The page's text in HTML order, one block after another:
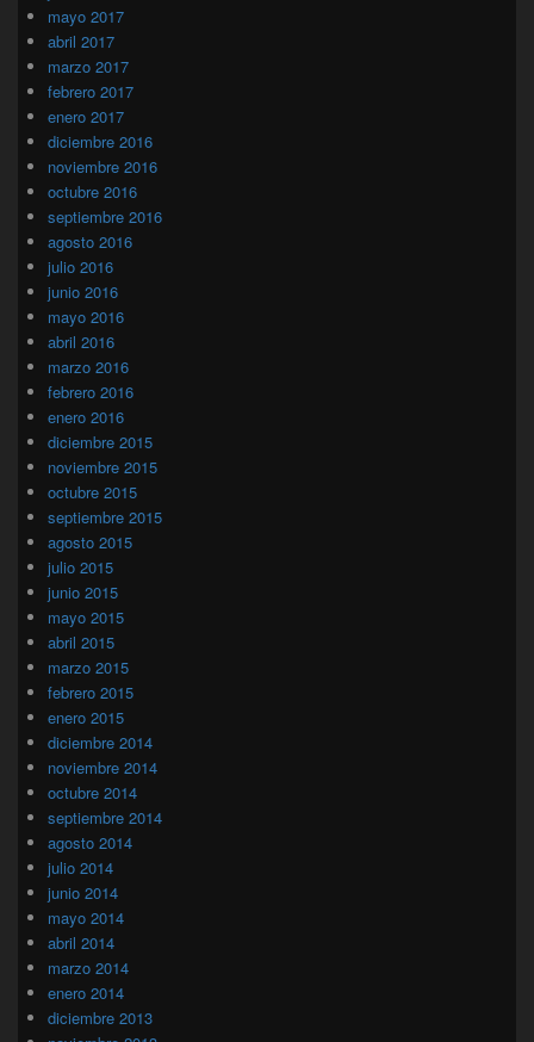
mayo 2017
abril 2017
marzo 2017
febrero 2017
enero 2017
diciembre 2016
noviembre 2016
octubre 2016
septiembre 2016
agosto 2016
julio 2016
junio 2016
mayo 2016
abril 2016
marzo 2016
febrero 2016
enero 2016
diciembre 2015
noviembre 2015
octubre 2015
septiembre 2015
agosto 2015
julio 2015
junio 2015
mayo 2015
abril 2015
marzo 2015
febrero 2015
enero 2015
diciembre 2014
noviembre 2014
octubre 2014
septiembre 2014
agosto 2014
julio 2014
junio 2014
mayo 2014
abril 2014
marzo 2014
enero 2014
diciembre 2013